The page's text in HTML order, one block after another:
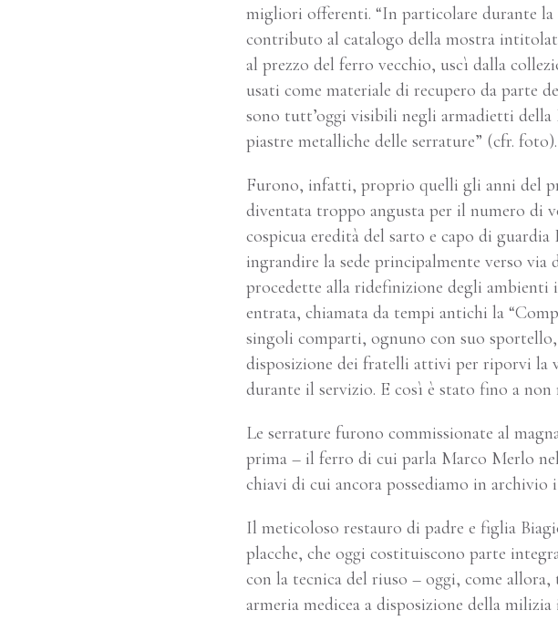
migliori offerenti. “In particolare durante la
contributo al catalogo della mostra
al prezzo del ferro vecchio, uscì dalla
usati come materiale di recupero da parte
sono tutt’oggi visibili negli armadietti
piastre metalliche delle serrature” (cfr. foto).
Furono, infatti, proprio quelli gli anni del
diventata troppo angusta per il numero di
cospicua eredità del sarto e capo di
ingrandire la sede principalmente verso
procedette alla ridefinizione degli ambienti
entrata, chiamata da tempi antichi la
singoli comparti, ognuno con suo
disposizione dei fratelli attivi per riporvi la
durante il servizio. E così è stato fino a
Le serrature furono commissionate al
prima – il ferro di cui parla Marco Merlo
chiavi di cui ancora possediamo in
Il meticoloso restauro di padre e figlia
placche, che oggi costituiscono parte
con la tecnica del riuso – oggi, come
armeria medicea a disposizione della milizia